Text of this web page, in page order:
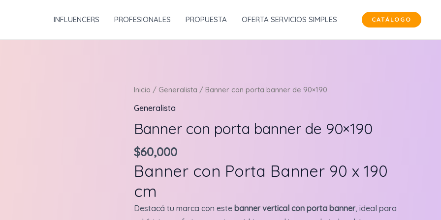
INFLUENCERS PROFESIONALES PROPUESTA OFERTA SERVICIOS SIMPLES CATÁLOGO
Inicio / Generalista / Banner con porta banner de 90×190
Generalista
Banner con porta banner de 90×190
$60,000
Banner con Porta Banner 90 x 190
cm
Destacá tu marca con este banner vertical con porta banner, ideal para